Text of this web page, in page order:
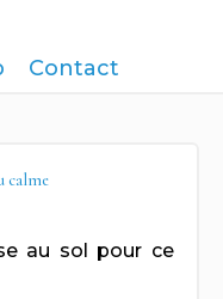
Contact
calme
au sol pour ce